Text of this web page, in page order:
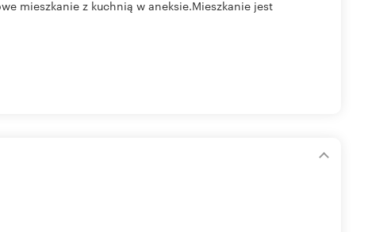
mieszkanie z kuchnią w aneksie.Mieszkanie jest